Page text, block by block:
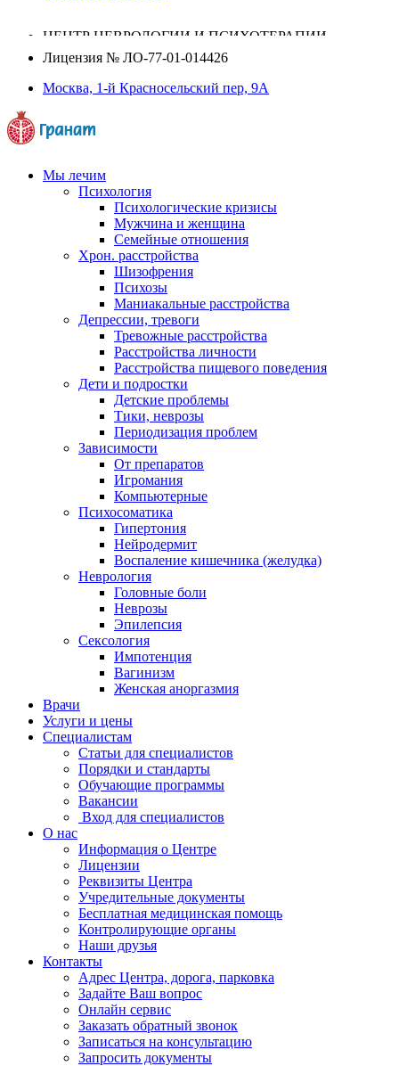
ЦЕНТР НЕВРОЛОГИИ И ПСИХОТЕРАПИИ
Лицензия № ЛО-77-01-014426
Москва, 1-й Красносельский пер, 9А
Мы лечим
Психология
Психологические кризисы
Мужчина и женщина
Семейные отношения
Хрон. расстройства
Шизофрения
Психозы
Маниакальные расстройства
Депрессии, тревоги
Тревожные расстройства
Расстройства личности
Расстройства пищевого поведения
Дети и подростки
Детские проблемы
Тики, неврозы
Периодизация проблем
Зависимости
От препаратов
Игромания
Компьютерные
Психосоматика
Гипертония
Нейродермит
Воспаление кишечника (желудка)
Неврология
Головные боли
Неврозы
Эпилепсия
Сексология
Импотенция
Вагинизм
Женская аноргазмия
Врачи
Услуги и цены
Специалистам
Статьи для специалистов
Порядки и стандарты
Обучающие программы
Вакансии
Вход для специалистов
О нас
Информация о Центре
Лицензии
Реквизиты Центра
Учредительные документы
Бесплатная медицинская помощь
Контролирующие органы
Наши друзья
Контакты
Адрес Центра, дорога, парковка
Задайте Ваш вопрос
Онлайн сервис
Заказать обратный звонок
Записаться на консультацию
Запросить документы